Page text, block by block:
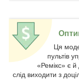
Ця
пультів
«Ремікс» є й
слід виходити з